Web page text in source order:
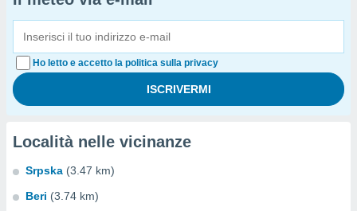
Ho letto e accetto la politica sulla privacy
Località nelle vicinanze
Srpska (3.47 km)
Beri (3.74 km)